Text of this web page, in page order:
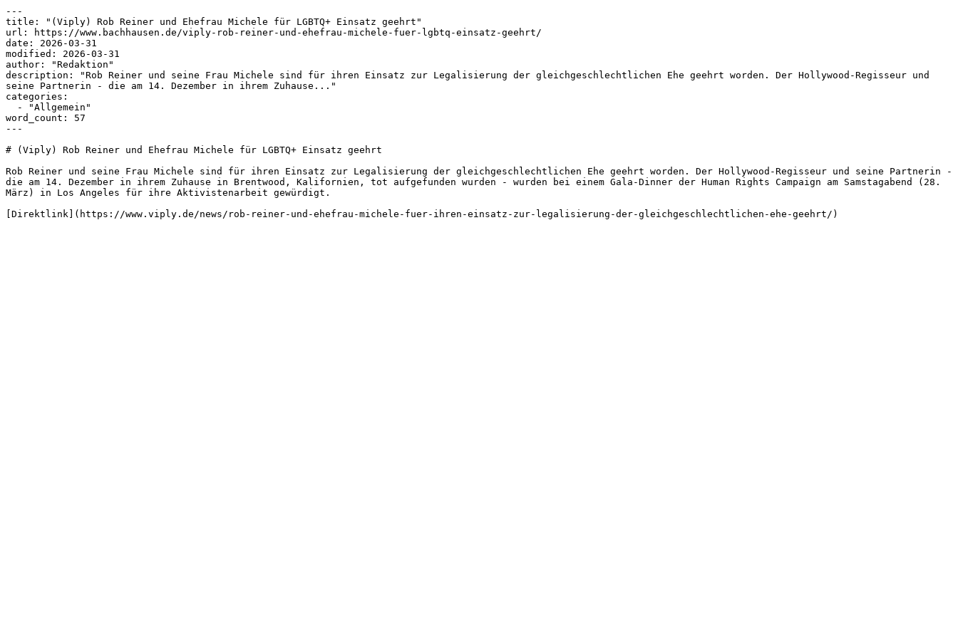
---
title: "(Viply) Rob Reiner und Ehefrau Michele für LGBTQ+ Einsatz geehrt"
url: https://www.bachhausen.de/viply-rob-reiner-und-ehefrau-michele-fuer-lgbtq-einsatz-geehrt/
date: 2026-03-31
modified: 2026-03-31
author: "Redaktion"
description: "Rob Reiner und seine Frau Michele sind für ihren Einsatz zur Legalisierung der gleichgeschlechtlichen Ehe geehrt worden. Der Hollywood-Regisseur und
seine Partnerin - die am 14. Dezember in ihrem Zuhause..."
categories:
word_count: 57
---
# (Viply) Rob Reiner und Ehefrau Michele für LGBTQ+ Einsatz geehrt
Rob Reiner und seine Frau Michele sind für ihren Einsatz zur Legalisierung der gleichgeschlechtlichen Ehe geehrt worden. Der Hollywood-Regisseur und seine Partnerin -
die am 14. Dezember in ihrem Zuhause in Brentwood, Kalifornien, tot aufgefunden wurden - wurden bei einem Gala-Dinner der Human Rights Campaign am Samstagabend (28.
März) in Los Angeles für ihre Aktivistenarbeit gewürdigt.
[Direktlink](https://www.viply.de/news/rob-reiner-und-ehefrau-michele-fuer-ihren-einsatz-zur-legalisierung-der-gleichgeschlechtlichen-ehe-geehrt/)